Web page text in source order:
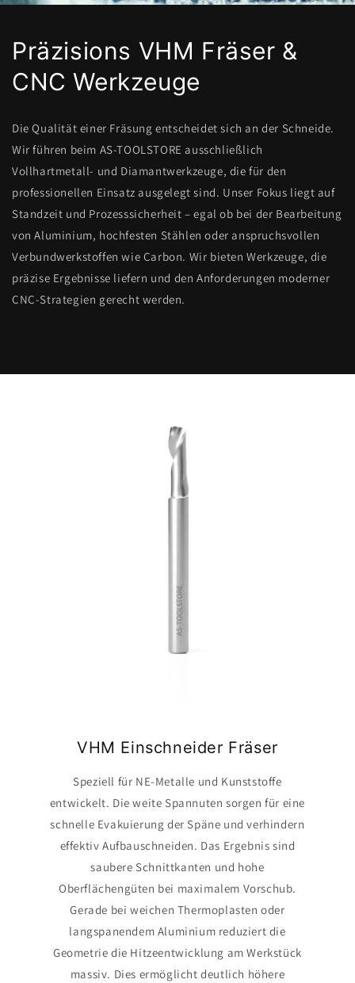
Präzisions VHM Fräser &
CNC Werkzeuge
Die Qualität einer Fräsung entscheidet sich an der Schneide.
Wir führen beim AS-TOOLSTORE ausschließlich
Vollhartmetall- und Diamantwerkzeuge, die für den
professionellen Einsatz ausgelegt sind. Unser Fokus liegt auf
Standzeit und Prozesssicherheit – egal ob bei der Bearbeitung
von Aluminium, hochfesten Stählen oder anspruchsvollen
Verbundwerkstoffen wie Carbon. Wir bieten Werkzeuge, die
präzise Ergebnisse liefern und den Anforderungen moderner
CNC-Strategien gerecht werden.
VHM Einschneider Fräser
Speziell für NE-Metalle und Kunststoffe
entwickelt. Die weite Spannuten sorgen für eine
schnelle Evakuierung der Späne und verhindern
effektiv Aufbauschneiden. Das Ergebnis sind
saubere Schnittkanten und hohe
Oberflächengüten bei maximalem Vorschub.
Gerade bei weichen Thermoplasten oder
langspanendem Aluminium reduziert die
Geometrie die Hitzeentwicklung am Werkstück
massiv. Dies ermöglicht deutlich höhere